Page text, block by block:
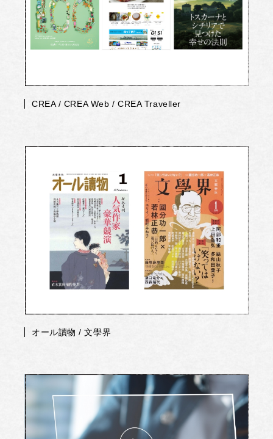
CREA / CREA Web / CREA Traveller
オール讀物 / 文學界